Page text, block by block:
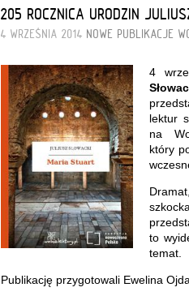
205 ROCZNICA URODZIN
4 WRZEŚNIA 2014 NOWE PUBLIKACJE
4
lektur
na
który
to
temat.
Publikację przygotowali Ewelina